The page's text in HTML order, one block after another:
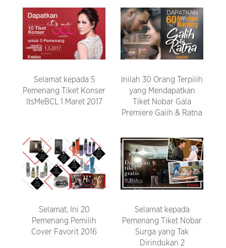
Selamat kepada 5
Pemenang Tiket Konser
ItsMeBCL 1 Maret 2017
Inilah 30 Orang Terpilih
yang Mendapatkan
Tiket Nobar Gala
Premiere Galih & Ratna
Selamat, Ini 20
Pemenang Pemilih
Cover Favorit 2016
Selamat kepada
Pemenang Tiket Nobar
Surga yang Tak
Dirindukan 2